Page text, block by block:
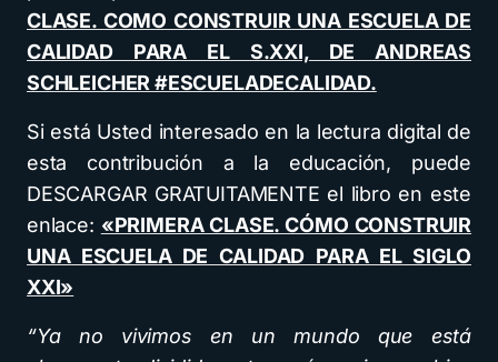
CLASE. COMO CONSTRUIR UNA ESCUELA DE
CALIDAD PARA EL S.XXI, DE ANDREAS
SCHLEICHER #ESCUELADECALIDAD.
Si está Usted interesado en la lectura digital de
esta contribución a la educación, puede
DESCARGAR GRATUITAMENTE el libro en este
enlace: «PRIMERA CLASE. CÓMO CONSTRUIR
UNA ESCUELA DE CALIDAD PARA EL SIGLO
XXI»
“Ya no vivimos en un mundo que está